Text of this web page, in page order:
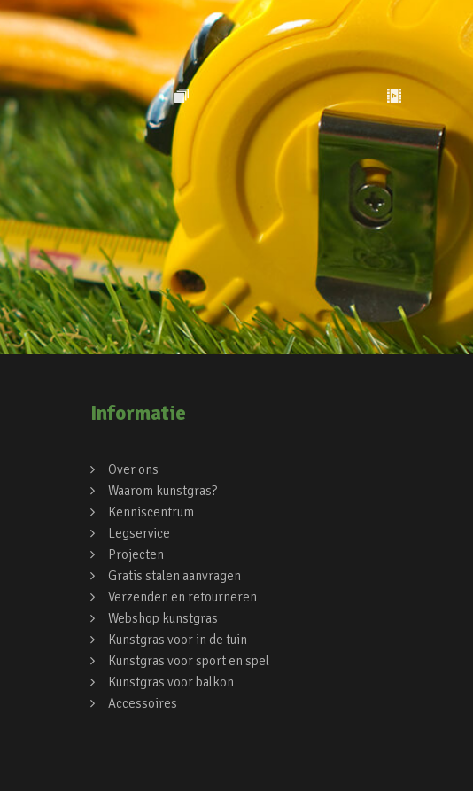
Informatie
Over ons
Waarom kunstgras?
Kenniscentrum
Legservice
Projecten
Gratis stalen aanvragen
Verzenden en retourneren
Webshop kunstgras
Kunstgras voor in de tuin
Kunstgras voor sport en spel
Kunstgras voor balkon
Accessoires